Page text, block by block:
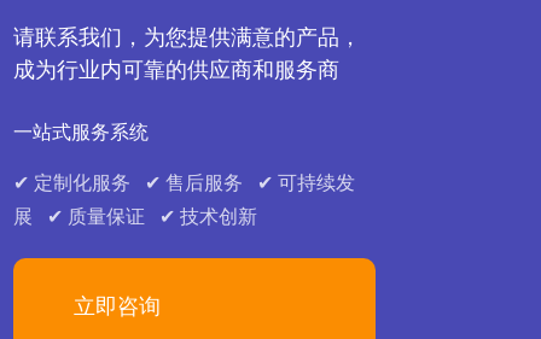
请联系我们，为您提供满意的产品，
成为行业内可靠的供应商和服务商
一站式服务系统
✔ 定制化服务 ✔ 售后服务 ✔ 可持续发
展 ✔ 质量保证 ✔ 技术创新
立即咨询